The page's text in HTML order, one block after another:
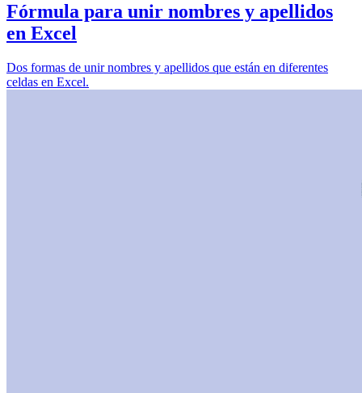
Fórmula para unir nombres y apellidos
en Excel
Dos formas de unir nombres y apellidos que están en diferentes
celdas en Excel.